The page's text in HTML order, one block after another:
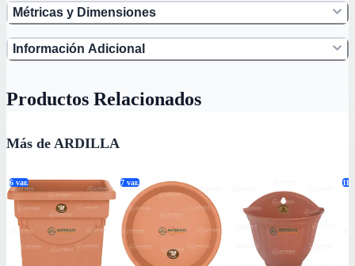
Métricas y Dimensiones
Información Adicional
Productos Relacionados
Más de ARDILLA
6 var. 7 var. 11